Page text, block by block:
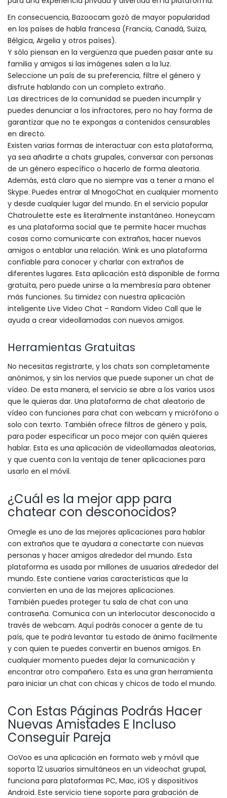
En consecuencia, Bazoocam gozó de mayor popularidad
en los países de habla francesa (Francia, Canadá, Suiza,
Bélgica, Argelia y otros países).
Y sólo piensan en la vergüenza que pueden pasar ante su
familia y amigos si las imágenes salen a la luz.
Seleccione un país de su preferencia, filtre el género y
disfrute hablando con un completo extraño.
Las directrices de la comunidad se pueden incumplir y
puedes denunciar a los infractores, pero no hay forma de
garantizar que no te expongas a contenidos censurables
en directo.
Existen varias formas de interactuar con esta plataforma,
ya sea añadirte a chats grupales, conversar con personas
de un género específico o hacerlo de forma aleatoria.
Además, está claro que no siempre vas a tener a mano el
Skype. Puedes entrar al MnogoChat en cualquier momento
y desde cualquier lugar del mundo. En el servicio popular
Chatroulette este es literalmente instantáneo. Honeycam
es una plataforma social que te permite hacer muchas
cosas como comunicarte con extraños, hacer nuevos
amigos o entablar una relación. Wink es una plataforma
confiable para conocer y charlar con extraños de
diferentes lugares. Esta aplicación está disponible de forma
gratuita, pero puede unirse a la membresía para obtener
más funciones. Su timidez con nuestra aplicación
inteligente Live Video Chat – Random Video Call que le
ayuda a crear videollamadas con nuevos amigos.
Herramientas Gratuitas
No necesitas registrarte, y los chats son completamente
anónimos, y sin los nervios que puede suponer un chat de
vídeo. De esta manera, el servicio se abre a los varios usos
que le quieras dar. Una plataforma de chat aleatorio de
vídeo con funciones para chat con webcam y micrófono o
solo con texrto. También ofrece filtros de género y país,
para poder especificar un poco mejor con quién quieres
hablar. Esta es una aplicación de videollamadas aleatorias,
y que cuenta con la ventaja de tener aplicaciones para
usarlo en el móvil.
¿Cuál es la mejor app para
chatear con desconocidos?
Omegle es uno de las mejores aplicaciones para hablar
con extraños que te ayudara a conectarte con nuevas
personas y hacer amigos alrededor del mundo. Esta
plataforma es usada por millones de usuarios alrededor del
mundo. Este contiene varias características que la
convierten en una de las mejores aplicaciones.
También puedes proteger tu sala de chat con una
contraseña. Comunica con un interlocutor desconocido a
través de webcam. Aquí podrás conocer a gente de tu
país, que te podrá levantar tu estado de ánimo facilmente
y con quien te puedes convertir en buenos amigos. En
cualquier momento puedes dejar la comunicación y
encontrar otro compañero. Esta es una gran herramienta
para iniciar un chat con chicas y chicos de todo el mundo.
Con Estas Páginas Podrás Hacer
Nuevas Amistades E Incluso
Conseguir Pareja
OoVoo es una aplicación en formato web y móvil que
soporta 12 usuarios simultáneos en un videochat grupal,
funciona para plataformas PC, Mac, iOS y dispositivos
Android. Este servicio tiene soporte para grabación de